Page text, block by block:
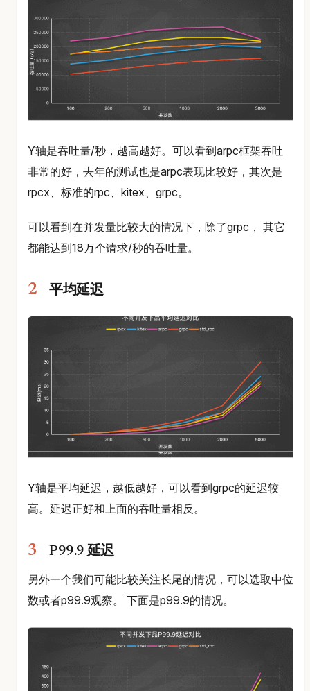
Y轴是吞吐量/秒，越高越好。可以看到arpc框架吞吐
非常的好，去年的测试也是arpc表现比较好，其次是
rpcx、标准的rpc、kitex、grpc。
可以看到在并发量比较大的情况下，除了grpc， 其它
都能达到18万个请求/秒的吞吐量。
平均延迟
Y轴是平均延迟，越低越好，可以看到grpc的延迟较
高。延迟正好和上面的吞吐量相反。
P99.9 延迟
另外一个我们可能比较关注长尾的情况，可以选取中位
数或者p99.9观察。 下面是p99.9的情况。